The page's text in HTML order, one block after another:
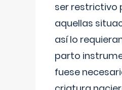
ser restrictivo
aquellas
así lo
parto
fuese